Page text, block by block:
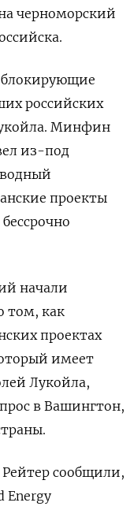
черноморский
блокирующие
российских
Минфин
из-под
проекты
начали
​том, как
проектах
имеет
Лукойла,
в Вашингтон,
сообщили,
Energy